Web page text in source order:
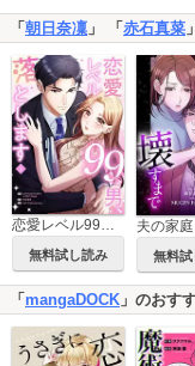
「 朝日奈凜 」 「 赤石真菜
恋愛レベル99の男、落とします【電子単行本版】
無料試し読み 無料
「 mangaDOCK 」のおす